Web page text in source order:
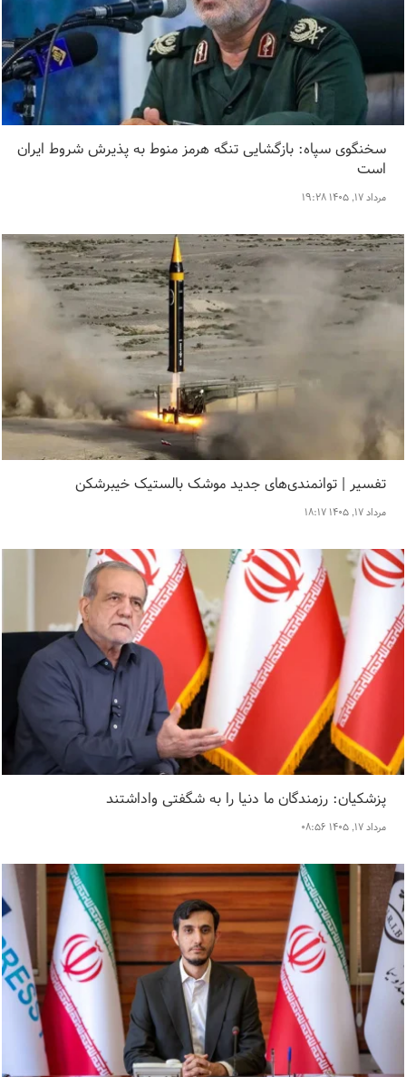
سخنگوی سپاه: بازگشایی تنگه هرمز منوط به پذیرش شروط ایران
است
مرداد ۱۷, ۱۴۰۵ ۱۹:۲۸
تفسیر | توانمندی‌های جدید موشک بالستیک خیبرشکن
مرداد ۱۷, ۱۴۰۵ ۱۸:۱۷
پزشکیان: رزمندگان ما دنیا را به شگفتی واداشتند
مرداد ۱۷, ۱۴۰۵ ۰۸:۵۶